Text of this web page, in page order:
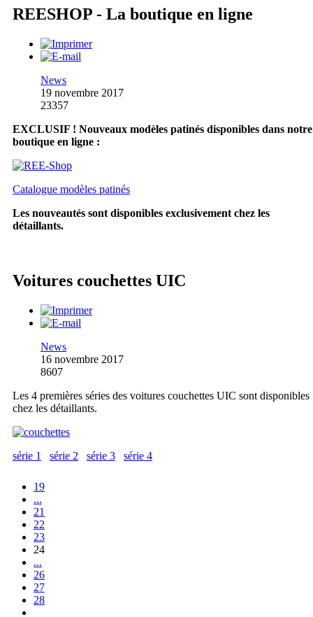
REESHOP - La boutique en ligne
News
19 novembre 2017
23357
EXCLUSIF ! Nouveaux modèles patinés disponibles dans notre
boutique en ligne :
Catalogue modèles patinés
Les nouveautés sont disponibles exclusivement chez les
détaillants.
Voitures couchettes UIC
News
16 novembre 2017
8607
Les 4 premières séries des voitures couchettes UIC sont disponibles
chez les détaillants.
série 1 série 2 série 3 série 4
19
...
21
22
23
24
...
26
27
28